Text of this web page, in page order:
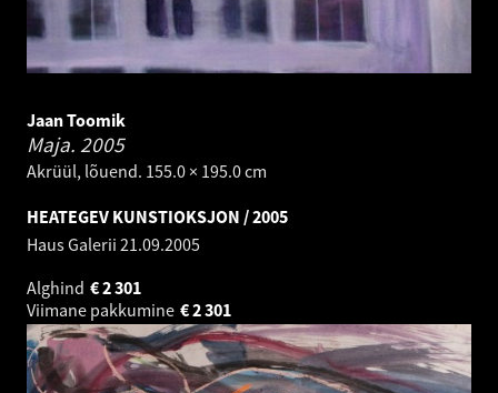
Jaan Toomik
Maja. 2005
Akrüül, lõuend. 155.0 × 195.0 cm
HEATEGEV KUNSTIOKSJON / 2005
Haus Galerii 21.09.2005
Alghind
2 301
€
Viimane pakkumine
2 301
€